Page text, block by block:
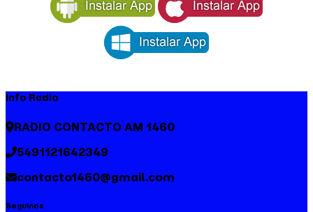
Info Radio
RADIO CONTACTO AM 1460
5491121642349
contacto1460@gmail.com
Seguinos